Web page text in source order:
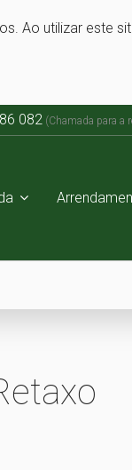
Ao utilizar este
082(Chamada para a